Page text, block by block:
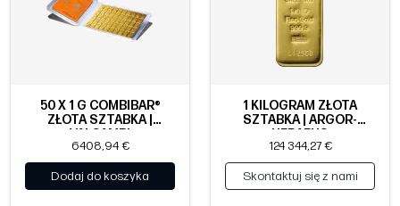
50 X 1 G COMBIBAR®
ZŁOTA SZTABKA |
6408,94 €
Dodaj do koszyka
1 KILOGRAM ZŁOTA
SZTABKA | ARGOR-
124 344,27 €
Skontaktuj się z nami